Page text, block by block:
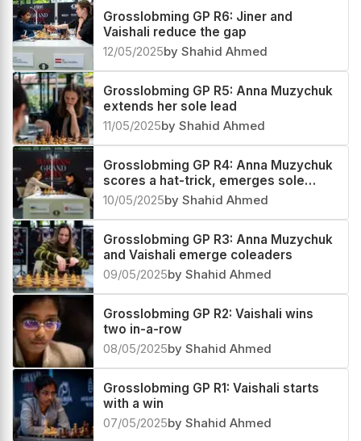
Grosslobming GP R6: Jiner and
Vaishali reduce the gap
12/05/2025by Shahid Ahmed
Grosslobming GP R5: Anna Muzychuk
extends her sole lead
11/05/2025by Shahid Ahmed
Grosslobming GP R4: Anna Muzychuk
scores a hat-trick, emerges sole
leader
10/05/2025by Shahid Ahmed
Grosslobming GP R3: Anna Muzychuk
and Vaishali emerge coleaders
09/05/2025by Shahid Ahmed
Grosslobming GP R2: Vaishali wins
two in-a-row
08/05/2025by Shahid Ahmed
Grosslobming GP R1: Vaishali starts
with a win
07/05/2025by Shahid Ahmed